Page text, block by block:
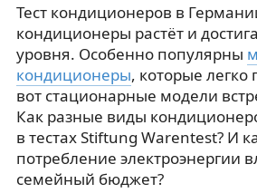
Тест кондиционеров в
кондиционеры растёт и
уровня. Особенно популярны
кондиционеры, которые
вот стационарные модели
Как разные виды
в тестах Stiftung Warentest? И
потребление электроэнергии
семейный бюджет?